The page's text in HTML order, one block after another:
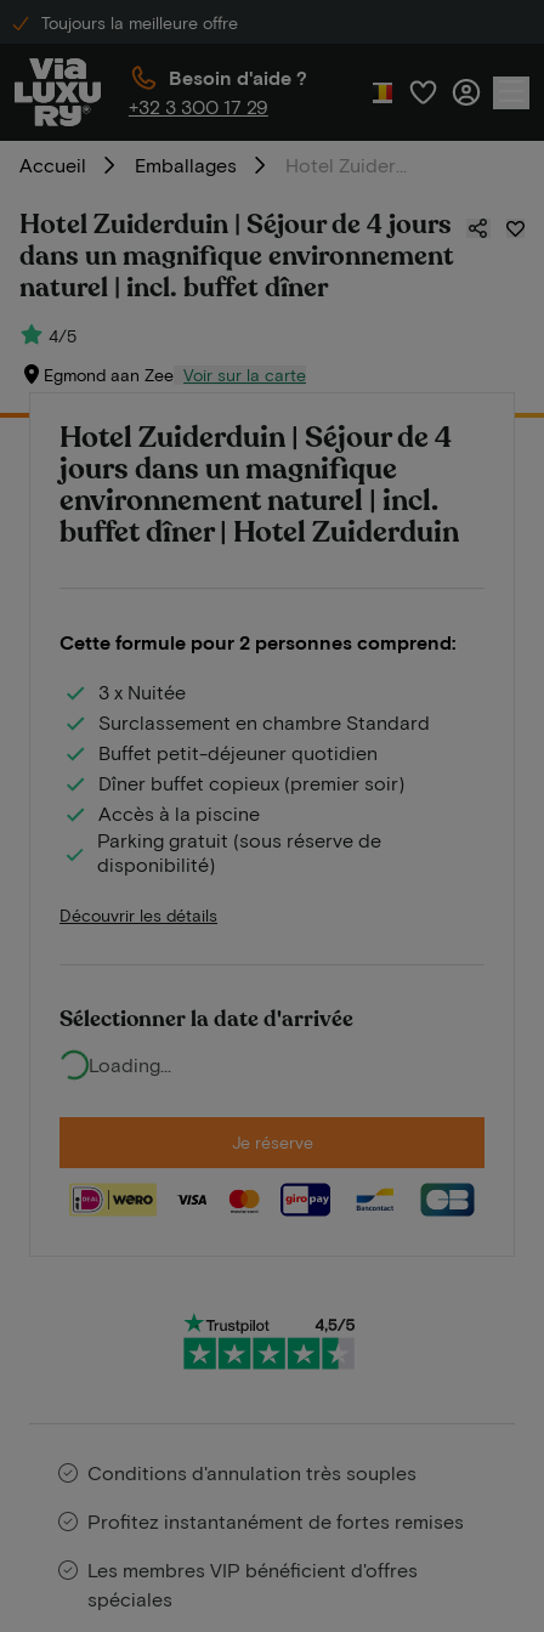
Toujours la meilleure offre
Besoin d'aide ?
+32 3 300 17 29
Accueil Emballages
Hotel Zuiderduin | Séjour de 4 jours
dans un magnifique environnement
naturel | incl. buffet dîner
4/5
Egmond aan Zee Voir sur la carte
Hotel Zuiderduin | Séjour de 4
jours dans un magnifique
environnement naturel | incl.
buffet dîner | Hotel Zuiderduin
Cette formule pour 2 personnes comprend:
3 x Nuitée
Surclassement en chambre Standard
Buffet petit-déjeuner quotidien
Dîner buffet copieux (premier soir)
Accès à la piscine
Parking gratuit (sous réserve de
disponibilité)
Découvrir les détails
Sélectionner la date d'arrivée
Loading...
Je réserve
Conditions d'annulation très souples
Profitez instantanément de fortes remises
Les membres VIP bénéficient d'offres
spéciales